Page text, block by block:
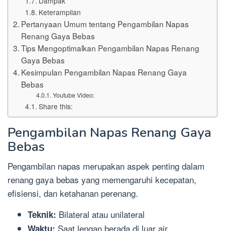
Keterampilan
Pertanyaan Umum tentang Pengambilan Napas
Renang Gaya Bebas
Tips Mengoptimalkan Pengambilan Napas Renang
Gaya Bebas
Kesimpulan Pengambilan Napas Renang Gaya
Bebas
Youtube Video:
Share this:
Pengambilan Napas Renang Gaya
Bebas
Pengambilan napas merupakan aspek penting dalam
renang gaya bebas yang memengaruhi kecepatan,
efisiensi, dan ketahanan perenang.
Teknik: Bilateral atau unilateral
Saat lengan berada di luar air